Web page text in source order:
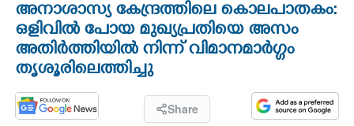
OPINION
അനാശാസ്യ കേന്ദ്രത്തിലെ കൊലപാതകം:
ഒളിവിൽ പോയ മുഖ്യപ്രതിയെ അസം
അതിർത്തിയിൽ നിന്ന് വിമാനമാർഗ്ഗം
തൃശൂരിലെത്തിച്ചു
Share